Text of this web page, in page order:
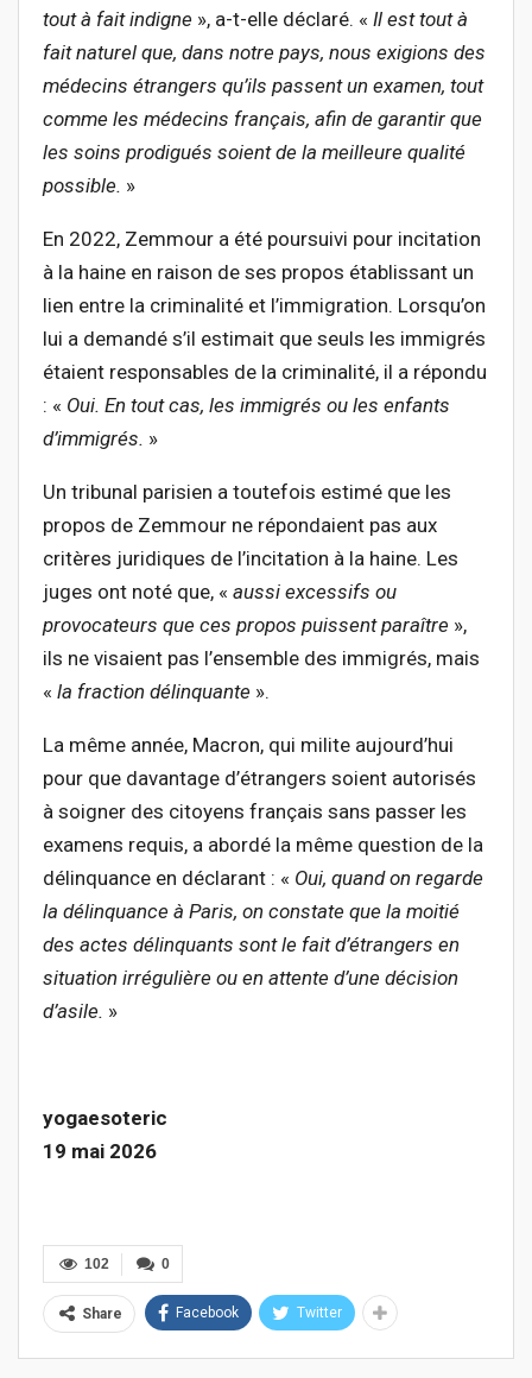
tout à fait indigne », a-t-elle déclaré. « Il est tout à
fait naturel que, dans notre pays, nous exigions des
médecins étrangers qu’ils passent un examen, tout
comme les médecins français, afin de garantir que
les soins prodigués soient de la meilleure qualité
possible. »
En 2022, Zemmour a été poursuivi pour incitation
à la haine en raison de ses propos établissant un
lien entre la criminalité et l’immigration. Lorsqu’on
lui a demandé s’il estimait que seuls les immigrés
étaient responsables de la criminalité, il a répondu
: « Oui. En tout cas, les immigrés ou les enfants
d’immigrés. »
Un tribunal parisien a toutefois estimé que les
propos de Zemmour ne répondaient pas aux
critères juridiques de l’incitation à la haine. Les
juges ont noté que, « aussi excessifs ou
provocateurs que ces propos puissent paraître »,
ils ne visaient pas l’ensemble des immigrés, mais
« la fraction délinquante ».
La même année, Macron, qui milite aujourd’hui
pour que davantage d’étrangers soient autorisés
à soigner des citoyens français sans passer les
examens requis, a abordé la même question de la
délinquance en déclarant : « Oui, quand on regarde
la délinquance à Paris, on constate que la moitié
des actes délinquants sont le fait d’étrangers en
situation irrégulière ou en attente d’une décision
d’asile. »
yogaesoteric
19 mai 2026
0
102
Share Facebook Twitter